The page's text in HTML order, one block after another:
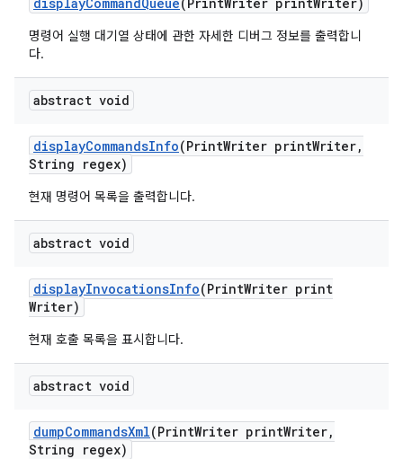
명령어 실행 대기열 상태에 관한 자세한 디버그 정보를 출력합니
다.
abstract void
displayCommandsInfo(PrintWriter printWriter,
String regex)
현재 명령어 목록을 출력합니다.
abstract void
displayInvocationsInfo(PrintWriter print
Writer)
현재 호출 목록을 표시합니다.
abstract void
dumpCommandsXml(PrintWriter printWriter,
String regex)